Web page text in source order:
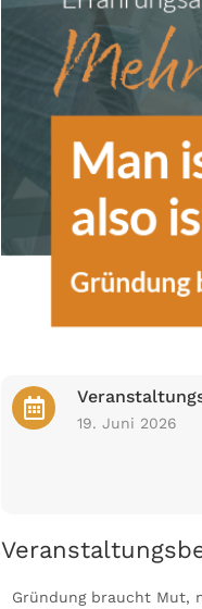
19. Juni 2026
Gründung braucht Mut,